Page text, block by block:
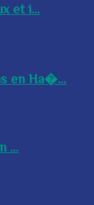
et i...
en Ha�...
...